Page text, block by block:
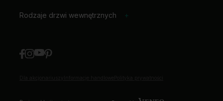
Rodzaje drzwi wewnętrznych +